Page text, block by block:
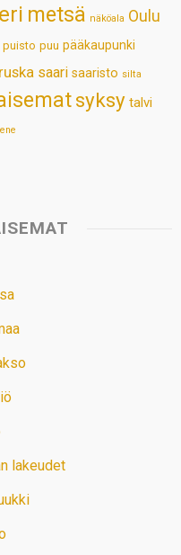
metsä näköala Oulu
puisto puu pääkaupunki
ruska saari saaristo silta
syksy talvi
lakeudet